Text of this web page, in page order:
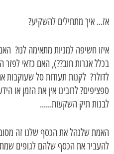
אז... איך מתחילים להשקיע?
איזו חשיפה למניות מתאימה לנו?
בכלל אגרות חוב??), האם כדאי
לדולר? לקנות תעודות סל שעוקבות
ספציפים? לרובינו אין את הזמן או
לבנות תיק השקעות......
האמת שלנהל את הכסף שלנו זה
להעביר את הכסף שלהם לגופים